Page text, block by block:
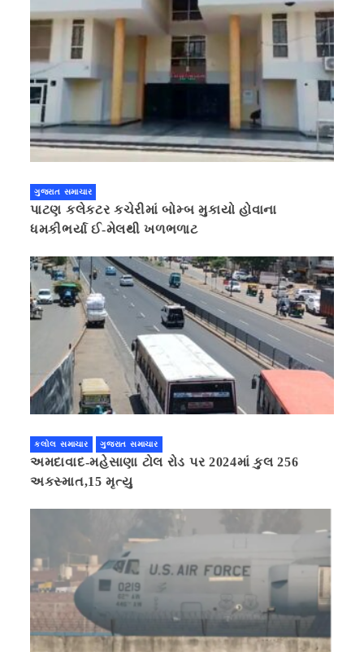
ગુજરાત સમાચાર
પાટણ કલેકટર કચેરીમાં બોમ્બ મુકાયો હોવાના
ધમકીભર્યા ઈ-મેલથી ખળભળાટ
કલોલ સમાચાર ગુજરાત સમાચાર
અમદાવાદ-મહેસાણા ટોલ રોડ પર 2024માં કુલ 256
અકસ્માત,15 મૃત્યુ